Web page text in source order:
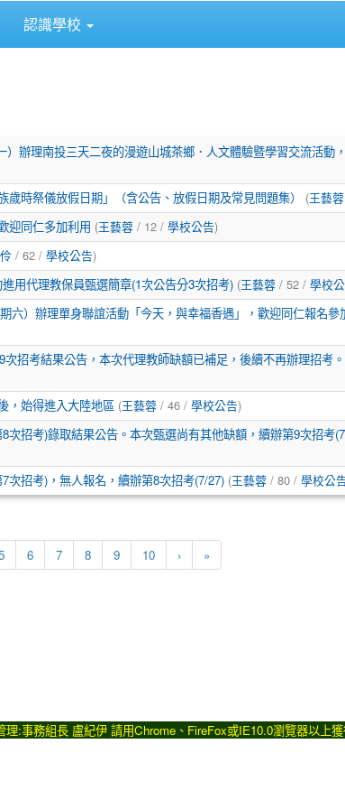
重新取得佈景設定
認識學校
辦理南投三天二夜的漫遊山城茶鄉．人文體驗暨學習交流活動
時祭儀放假日期」（含公告、放假日期及常見問題集） (王藝蓉
迎同仁多加利用 (王藝蓉 / 12 / 學校公告)
/ 62 / 學校公告)
用代理教保員甄選簡章(1次公告分3次招考) (王藝蓉 / 52 / 學校
六）辦理單身聯誼活動「今天，與幸福香遇」，歡迎同仁報名參
招考結果公告，本次代理教師缺額已補足，後續不再辦理招考。
，始得進入大陸地區 (王藝蓉 / 46 / 學校公告)
招考)錄取結果公告。本次甄選尚有其他缺額，續辦第9次招考
次招考)，無人報名，續辦第8次招考(7/27) (王藝蓉 / 80 / 學校公
6 7 8 9 10 ›下一頁
»
理:事務組長 盧紀伊 請用Chrome 、 FireFox或IE10.0瀏覽器以上